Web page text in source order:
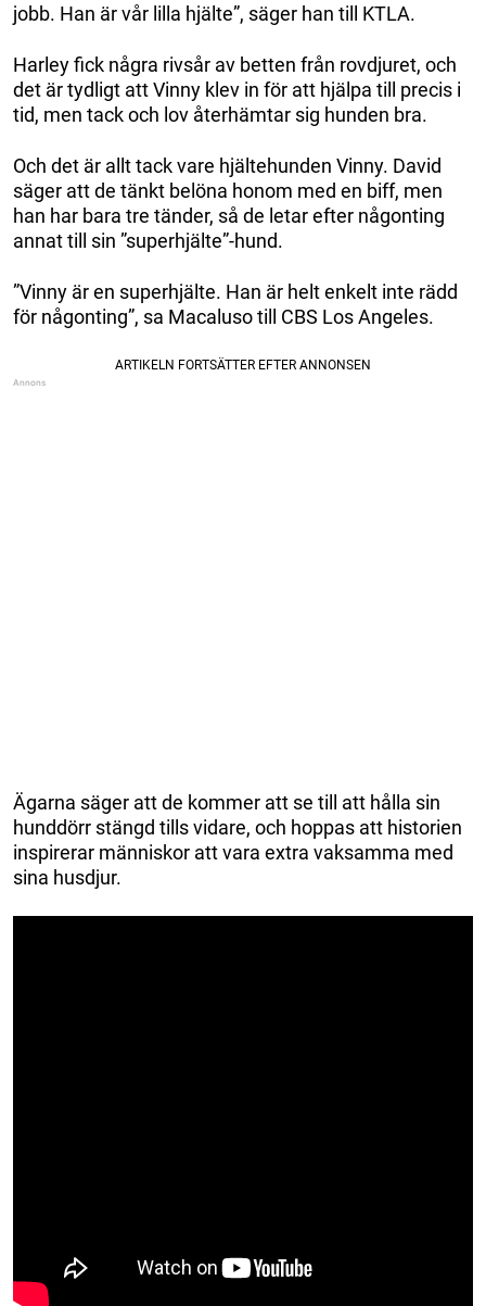
jobb. Han är vår lilla hjälte”, säger han till KTLA.
Harley fick några rivsår av betten från rovdjuret, och
det är tydligt att Vinny klev in för att hjälpa till precis i
tid, men tack och lov återhämtar sig hunden bra.
Och det är allt tack vare hjältehunden Vinny. David
säger att de tänkt belöna honom med en biff, men
han har bara tre tänder, så de letar efter någonting
annat till sin ”superhjälte”-hund.
”Vinny är en superhjälte. Han är helt enkelt inte rädd
för någonting”, sa Macaluso till CBS Los Angeles.
Ägarna säger att de kommer att se till att hålla sin
hunddörr stängd tills vidare, och hoppas att historien
inspirerar människor att vara extra vaksamma med
sina husdjur.